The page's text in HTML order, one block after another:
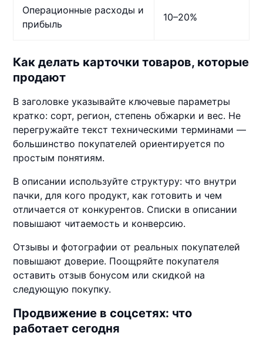
Операционные расходы и
прибыль
10–20%
Как делать карточки товаров, которые
продают
В заголовке указывайте ключевые параметры
кратко: сорт, регион, степень обжарки и вес. Не
перегружайте текст техническими терминами —
большинство покупателей ориентируется по
простым понятиям.
В описании используйте структуру: что внутри
пачки, для кого продукт, как готовить и чем
отличается от конкурентов. Списки в описании
повышают читаемость и конверсию.
Отзывы и фотографии от реальных покупателей
повышают доверие. Поощряйте покупателя
оставить отзыв бонусом или скидкой на
следующую покупку.
Продвижение в соцсетях: что
работает сегодня